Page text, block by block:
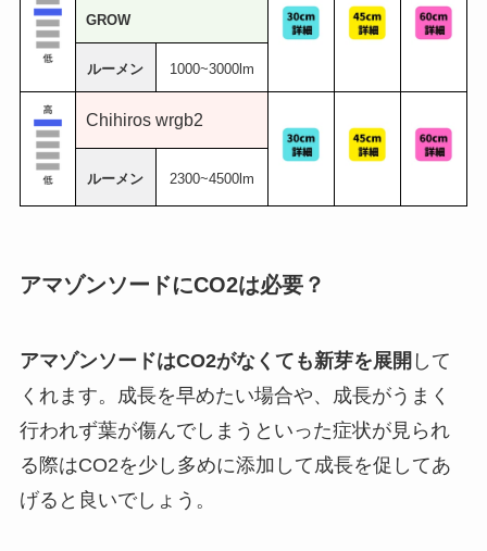
GROW
ルーメン 1000~3000lm
Chihiros wrgb2
ルーメン 2300~4500lm
アマゾンソードにCO2は必要？
アマゾンソードはCO2がなくても新芽を展開 して
くれます。成長を早めたい場合や、成長がうまく
行われず葉が傷んでしまうといった症状が見られ
る際はCO2を少し多めに添加して成長を促してあ
げると良いでしょう。